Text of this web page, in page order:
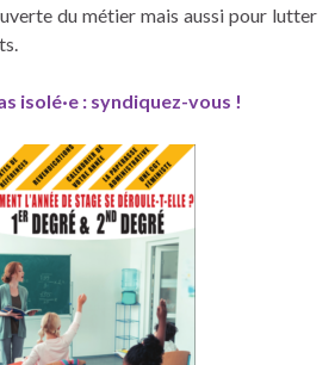
du métier mais aussi pour lutter
isolé·e : syndiquez-vous !